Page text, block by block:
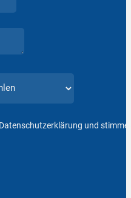
und